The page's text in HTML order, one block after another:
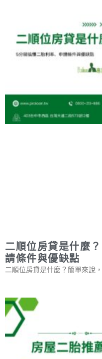
二順位房貸是什麼
請條件與優缺點
二順位房貸是什麼？簡單來說